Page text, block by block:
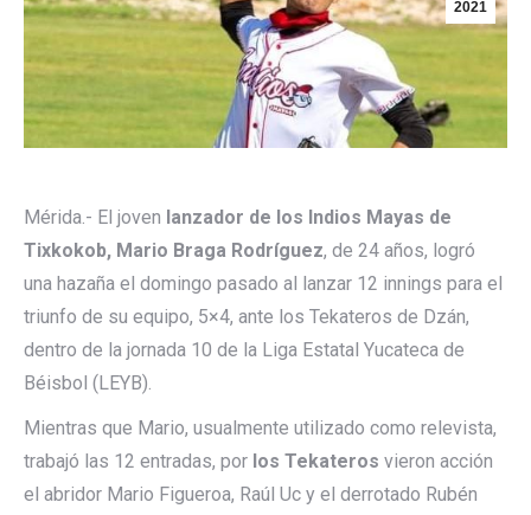
2021
Mérida.- El joven lanzador de los Indios Mayas de
Tixkokob, Mario Braga Rodríguez, de 24 años, logró
una hazaña el domingo pasado al lanzar 12 innings para el
triunfo de su equipo, 5×4, ante los Tekateros de Dzán,
dentro de la jornada 10 de la Liga Estatal Yucateca de
Béisbol (LEYB).
Mientras que Mario, usualmente utilizado como relevista,
trabajó las 12 entradas, por los Tekateros vieron acción
el abridor Mario Figueroa, Raúl Uc y el derrotado Rubén